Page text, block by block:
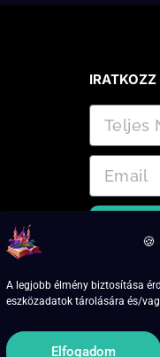
🍪
A legjobb élmény biztosítása
eszközadatok tárolására és/
Elfogadom
IRATKOZZ
Iratkozz